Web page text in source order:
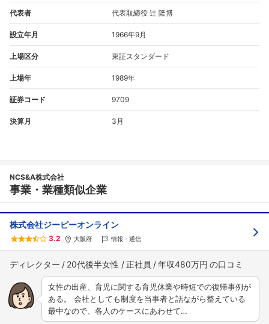
代表者 代表取締役 辻 隆博
設立年月 1966年9月
上場区分 東証スタンダード
上場年 1989年
証券コード 9709
決算月 3月
NCS&A株式会社
事業・業種類似企業
株式会社ジーピーオンライン
3.2 大阪府 情報・通信
ディレクター 20代後半女性 正社員 年収480万円
女性の出産、育児に関する育児休業や時短での復帰事例が
ある。 会社としても制度を当事者と話ながら整えている
最中なので、各人のケースにあわせて…